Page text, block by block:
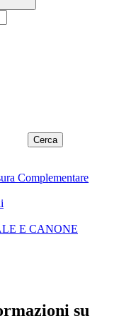
Complementare
E CANONE
su